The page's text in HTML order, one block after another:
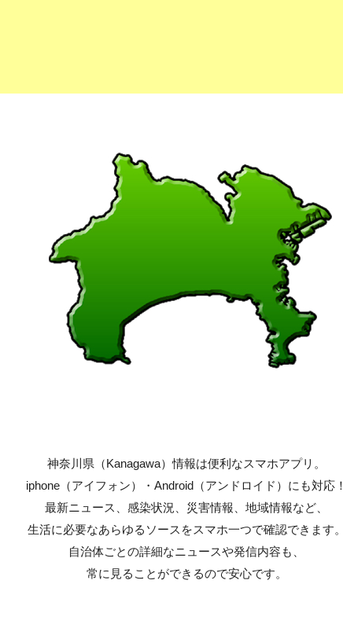
神奈川県（Kanagawa）情報は便利なスマホアプリ。
iphone（アイフォン）・Android（アンドロイド）にも対応！
最新ニュース、感染状況、災害情報、地域情報など、
生活に必要なあらゆるソースをスマホ一つで確認できます。
自治体ごとの詳細なニュースや発信内容も、
常に見ることができるので安心です。